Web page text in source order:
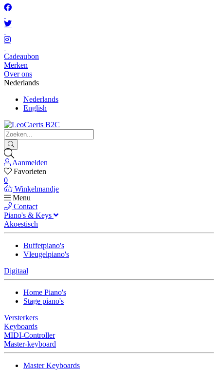
Cadeaubon
Merken
Over ons
Nederlands
Nederlands
English
Aanmelden
Favorieten
0
Winkelmandje
Menu
Contact
Piano's & Keys
Akoestisch
Buffetpiano's
Vleugelpiano's
Digitaal
Home Piano's
Stage piano's
Versterkers
Keyboards
MIDI-Controller
Master-keyboard
Master Keyboards